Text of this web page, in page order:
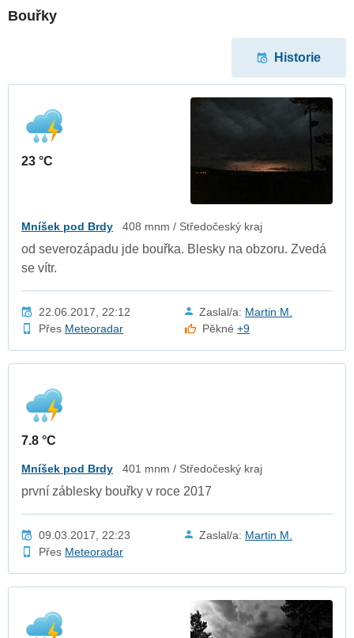
Bouřky
Historie
23 °C
Mníšek pod Brdy 408 mnm / Středočeský kraj
od severozápadu jde bouřka. Blesky na obzoru. Zvedá
se vítr.
22.06.2017, 22:12 Zaslal/a: Martin M.
Přes Meteoradar Pěkné+9
7.8 °C
Mníšek pod Brdy 401 mnm / Středočeský kraj
první záblesky bouřky v roce 2017
09.03.2017, 22:23 Zaslal/a: Martin M.
Přes Meteoradar